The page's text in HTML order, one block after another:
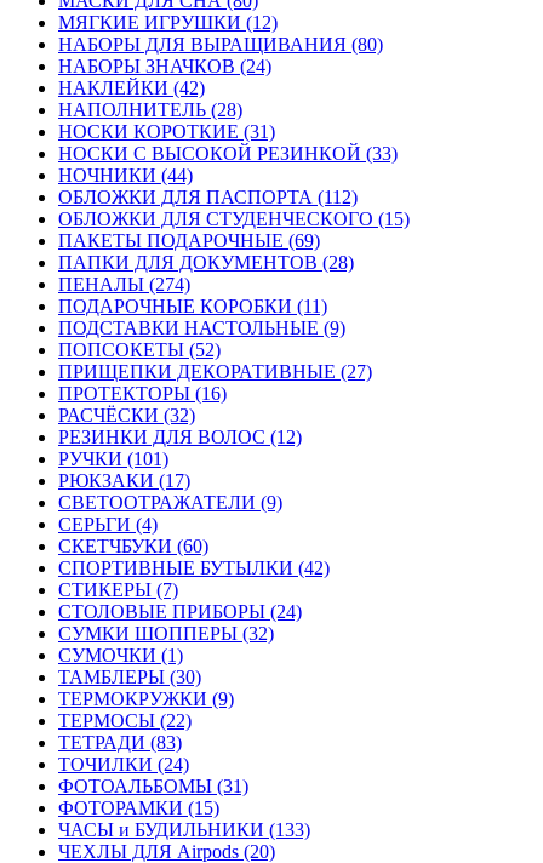
МЯГКИЕ ИГРУШКИ (12)
НАБОРЫ ДЛЯ ВЫРАЩИВАНИЯ (80)
НАБОРЫ ЗНАЧКОВ (24)
НАКЛЕЙКИ (42)
НАПОЛНИТЕЛЬ (28)
НОСКИ КОРОТКИЕ (31)
НОСКИ С ВЫСОКОЙ РЕЗИНКОЙ (33)
НОЧНИКИ (44)
ОБЛОЖКИ ДЛЯ ПАСПОРТА (112)
ОБЛОЖКИ ДЛЯ СТУДЕНЧЕСКОГО (15)
ПАКЕТЫ ПОДАРОЧНЫЕ (69)
ПАПКИ ДЛЯ ДОКУМЕНТОВ (28)
ПЕНАЛЫ (274)
ПОДАРОЧНЫЕ КОРОБКИ (11)
ПОДСТАВКИ НАСТОЛЬНЫЕ (9)
ПОПСОКЕТЫ (52)
ПРИЩЕПКИ ДЕКОРАТИВНЫЕ (27)
ПРОТЕКТОРЫ (16)
РАСЧЁСКИ (32)
РЕЗИНКИ ДЛЯ ВОЛОС (12)
РУЧКИ (101)
РЮКЗАКИ (17)
СВЕТООТРАЖАТЕЛИ (9)
СЕРЬГИ (4)
СКЕТЧБУКИ (60)
СПОРТИВНЫЕ БУТЫЛКИ (42)
СТИКЕРЫ (7)
СТОЛОВЫЕ ПРИБОРЫ (24)
СУМКИ ШОППЕРЫ (32)
СУМОЧКИ (1)
ТАМБЛЕРЫ (30)
ТЕРМОКРУЖКИ (9)
ТЕРМОСЫ (22)
ТЕТРАДИ (83)
ТОЧИЛКИ (24)
ФОТОАЛЬБОМЫ (31)
ФОТОРАМКИ (15)
ЧАСЫ и БУДИЛЬНИКИ (133)
ЧЕХЛЫ ДЛЯ Airpods (20)